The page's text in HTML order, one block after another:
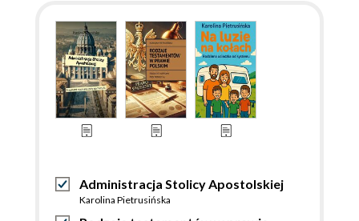
Administracja Stolicy Apostolskiej
Karolina Pietrusińska